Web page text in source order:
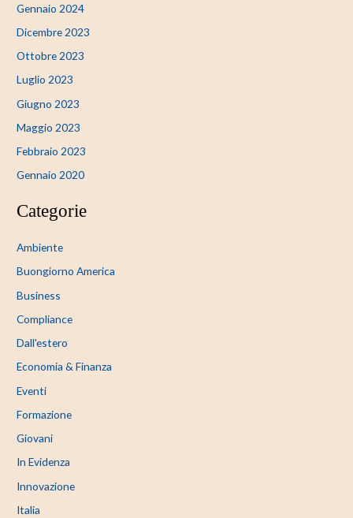
Gennaio 2024
Dicembre 2023
Ottobre 2023
Luglio 2023
Giugno 2023
Maggio 2023
Febbraio 2023
Gennaio 2020
Categorie
Ambiente
Buongiorno America
Business
Compliance
Dall'estero
Economia & Finanza
Eventi
Formazione
Giovani
In Evidenza
Innovazione
Italia